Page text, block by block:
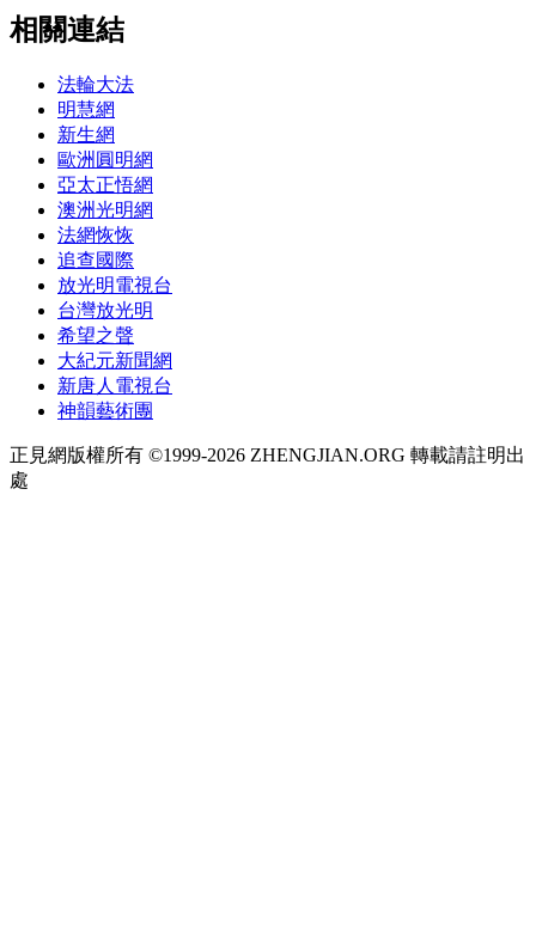
相關連結
法輪大法
明慧網
新生網
歐洲圓明網
亞太正悟網
澳洲光明網
法網恢恢
追查國際
放光明電視台
台灣放光明
希望之聲
大紀元新聞網
新唐人電視台
神韻藝術團
正見網版權所有 ©1999-2026 ZHENGJIAN.ORG 轉載請註明出
處